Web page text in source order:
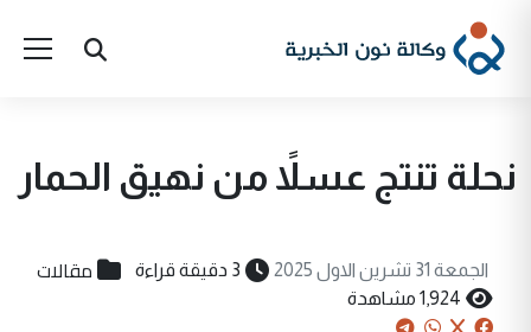
نحلة تنتج عسلاً من نهيق الحمار
الجمعة 31 تشرين الاول 2025 3 دقيقة قراءة مقالات
1,924 مشاهدة